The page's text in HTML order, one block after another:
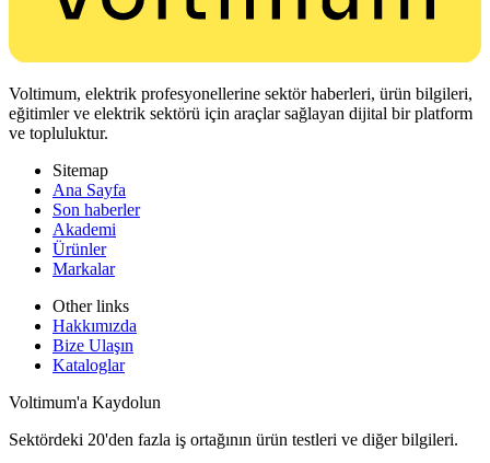
Voltimum, elektrik profesyonellerine sektör haberleri, ürün bilgileri,
eğitimler ve elektrik sektörü için araçlar sağlayan dijital bir platform
ve topluluktur.
Sitemap
Ana Sayfa
Son haberler
Akademi
Ürünler
Markalar
Other links
Hakkımızda
Bize Ulaşın
Kataloglar
Voltimum'a Kaydolun
Sektördeki 20'den fazla iş ortağının ürün testleri ve diğer bilgileri.